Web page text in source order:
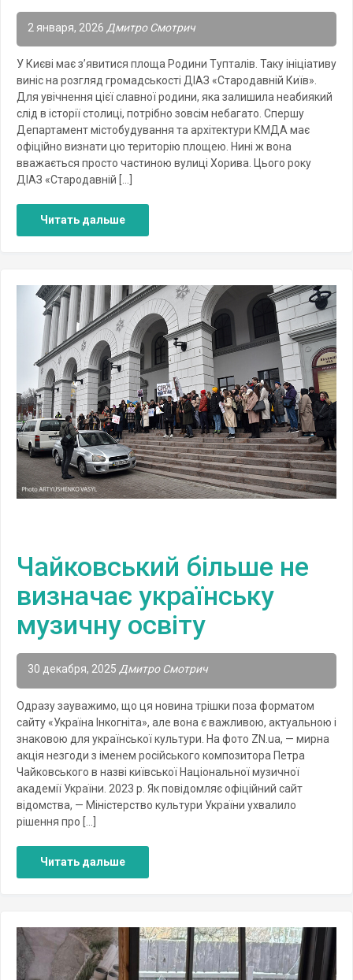
2 января, 2026 Дмитро Смотрич
У Києві має з’явитися площа Родини Тупталів. Таку ініціативу
виніс на розгляд громадськості ДІАЗ «Стародавній Київ».
Для увічнення цієї славної родини, яка залишила неабиякий
слід в історії столиці, потрібно зовсім небагато. Спершу
Департамент містобудування та архітектури КМДА має
офіційно визнати цю територію площею. Нині ж вона
вважається просто частиною вулиці Хорива. Цього року
ДІАЗ «Стародавній […]
Читать дальше
Чайковський більше не
визначає українську
музичну освіту
30 декабря, 2025 Дмитро Смотрич
Одразу зауважимо, що ця новина трішки поза форматом
сайту «Україна Інкогніта», але вона є важливою, актуальною і
знаковою для української культури. На фото ZN.ua, — мирна
акція незгоди з іменем російського композитора Петра
Чайковського в назві київської Національної музичної
академії України. 2023 р. Як повідомляє офіційний сайт
відомства, — Міністерство культури України ухвалило
рішення про […]
Читать дальше